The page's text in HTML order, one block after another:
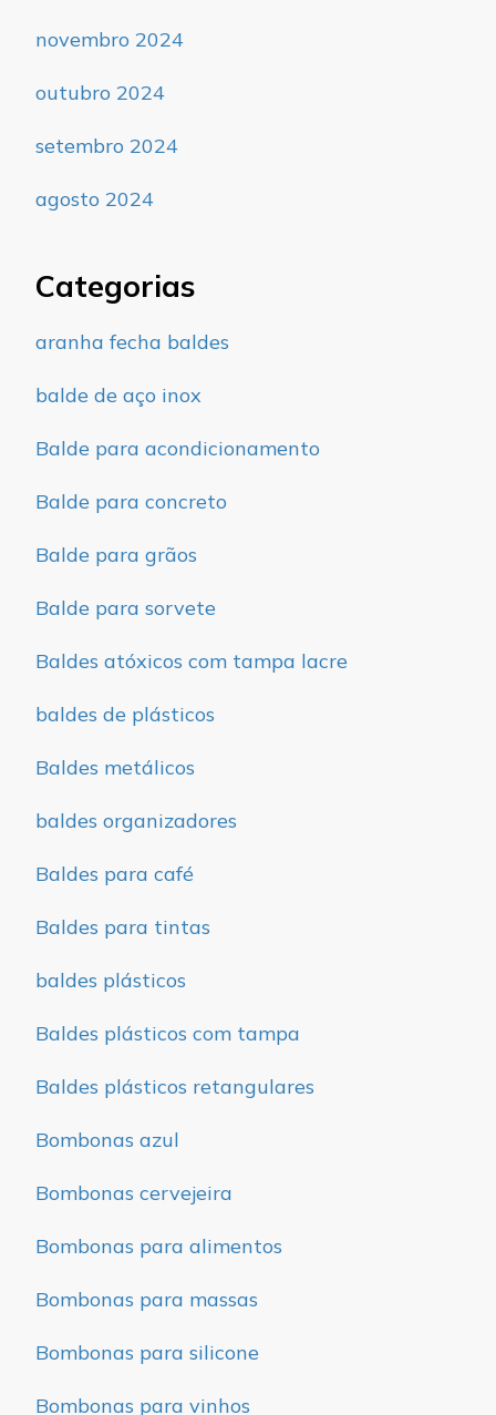
novembro 2024
outubro 2024
setembro 2024
agosto 2024
Categorias
aranha fecha baldes
balde de aço inox
Balde para acondicionamento
Balde para concreto
Balde para grãos
Balde para sorvete
Baldes atóxicos com tampa lacre
baldes de plásticos
Baldes metálicos
baldes organizadores
Baldes para café
Baldes para tintas
baldes plásticos
Baldes plásticos com tampa
Baldes plásticos retangulares
Bombonas azul
Bombonas cervejeira
Bombonas para alimentos
Bombonas para massas
Bombonas para silicone
Bombonas para vinhos